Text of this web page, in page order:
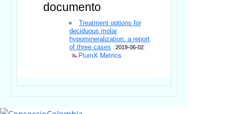
documento
Treatment options for
deciduous molar
hypomineralization: a report
of three cases
2019-06-02
PlumX Metrics